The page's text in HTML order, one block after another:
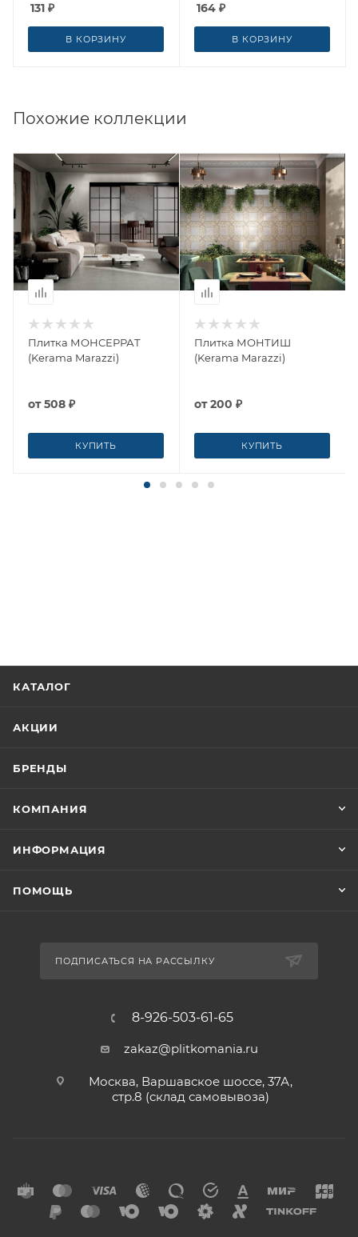
131 ₽
В КОРЗИНУ
164 ₽
В КОРЗИНУ
Похожие коллекции
Плитка МОНСЕРРАТ
(Kerama Marazzi)
от508 ₽
КУПИТЬ
Плитка МОНТИШ
(Kerama Marazzi)
от200 ₽
КУПИТЬ
КАТАЛОГ
АКЦИИ
БРЕНДЫ
КОМПАНИЯ
ИНФОРМАЦИЯ
ПОМОЩЬ
ПОДПИСАТЬСЯ НА РАССЫЛКУ
8-926-503-61-65
zakaz@plitkomania.ru
Москва, Варшавское шоссе, 37А,
стр.8 (склад самовывоза)